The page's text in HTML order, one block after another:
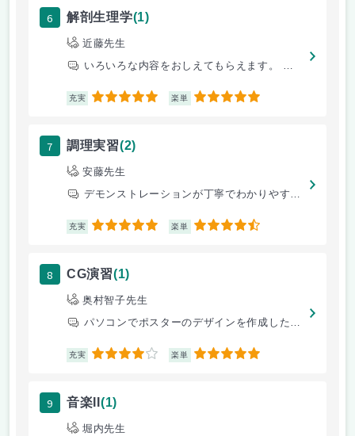
6 解剖生理学(1)
近藤先生
いろいろな内容をおしえてもらえます。 一般教養もそなわります。
充実 5 楽単 5
7 調理実習(2)
安藤先生
デモンストレーションが丁寧でわかりやすい。
充実 5 楽単 4.5
8 CG演習(1)
奥村智子先生
パソコンでポスターのデザインを作成したり知っててとても役立つことの勉強
充実 4 楽単 5
9 音楽II (1)
堀内先生